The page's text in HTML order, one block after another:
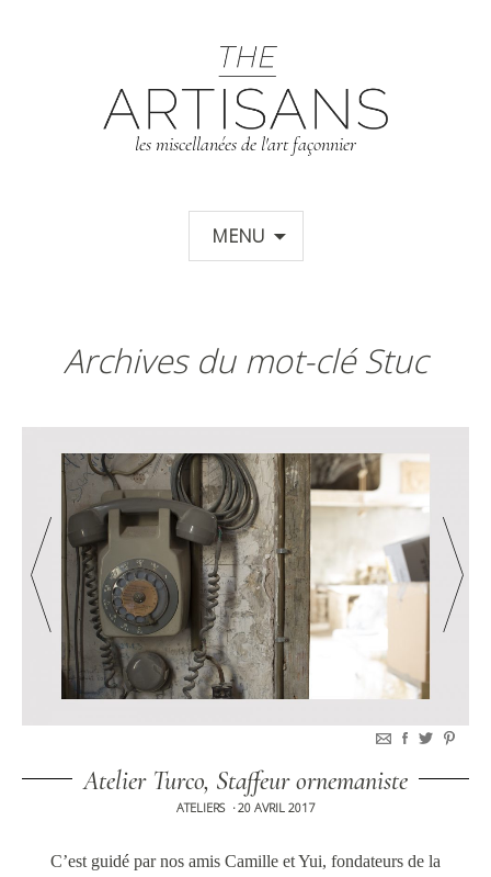
les miscellanées de l'art façonnier
MENU
Archives du mot-clé Stuc
Atelier Turco, Staffeur ornemaniste
ATELIERS •20 AVRIL 2017
C’est guidé par nos amis Camille et Yui, fondateurs de la